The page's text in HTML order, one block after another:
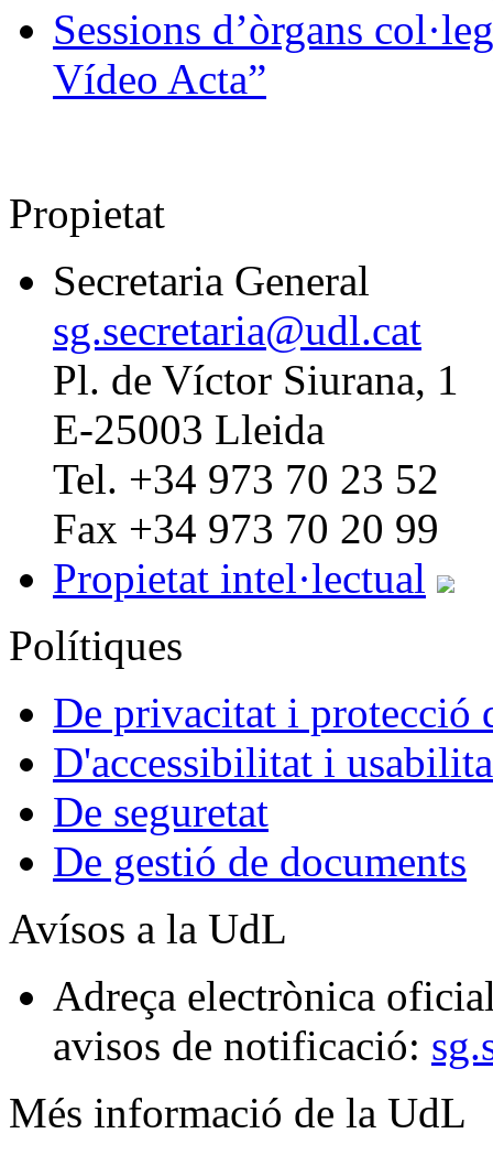
Sessions d’òrgans
Vídeo Acta”
Propietat
Secretaria General
sg.secretaria@udl.cat
Pl. de Víctor Siurana, 1
E-25003 Lleida
Tel. +34 973 70 23 52
Fax +34 973 70 20 99
Propietat intel·lectual
Polítiques
De privacitat i protecció
D'accessibilitat i
De seguretat
De gestió de documents
Avísos a la UdL
Adreça electrònica
avisos de notificació:
Més informació de la UdL